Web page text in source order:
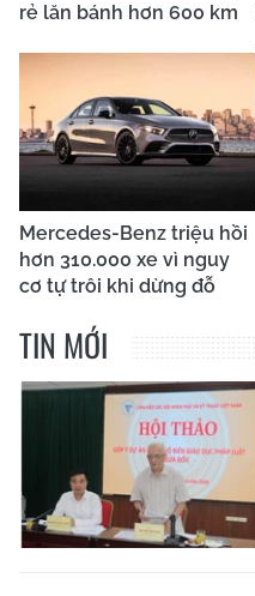
rẻ lăn bánh hơn 600 km
Mercedes-Benz triệu hồi
hơn 310.000 xe vì nguy
cơ tự trôi khi dừng đỗ
TIN MỚI